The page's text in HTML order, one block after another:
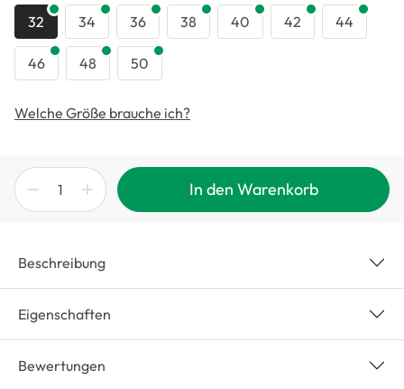
32 34 36 38 40 42 44
46 48 50
Welche Größe brauche ich?
In den Warenkorb
Beschreibung
Eigenschaften
Bewertungen